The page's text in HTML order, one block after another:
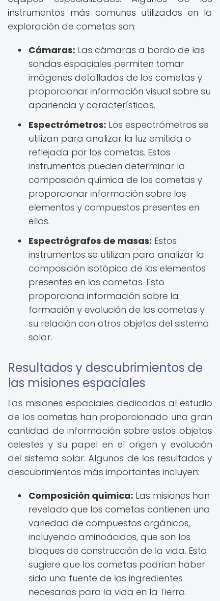
instrumentos más comunes utilizados en la
exploración de cometas son:
Cámaras: Las cámaras a bordo de las
sondas espaciales permiten tomar
imágenes detalladas de los cometas y
proporcionar información visual sobre su
apariencia y características.
Espectrómetros: Los espectrómetros se
utilizan para analizar la luz emitida o
reflejada por los cometas. Estos
instrumentos pueden determinar la
composición química de los cometas y
proporcionar información sobre los
elementos y compuestos presentes en
ellos.
Espectrógrafos de masas: Estos
instrumentos se utilizan para analizar la
composición isotópica de los elementos
presentes en los cometas. Esto
proporciona información sobre la
formación y evolución de los cometas y
su relación con otros objetos del sistema
solar.
Resultados y descubrimientos de
las misiones espaciales
Las misiones espaciales dedicadas al estudio
de los cometas han proporcionado una gran
cantidad de información sobre estos objetos
celestes y su papel en el origen y evolución
del sistema solar. Algunos de los resultados y
descubrimientos más importantes incluyen:
Composición química: Las misiones han
revelado que los cometas contienen una
variedad de compuestos orgánicos,
incluyendo aminoácidos, que son los
bloques de construcción de la vida. Esto
sugiere que los cometas podrían haber
sido una fuente de los ingredientes
necesarios para la vida en la Tierra.